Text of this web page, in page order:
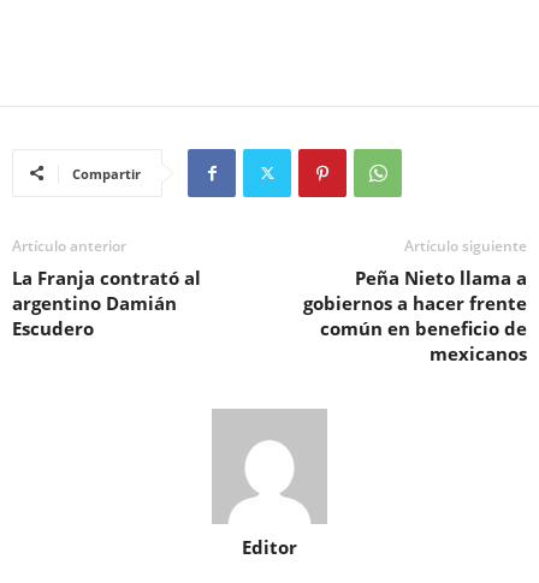
Compartir
Artículo anterior
La Franja contrató al
argentino Damián
Escudero
Artículo siguiente
Peña Nieto llama a
gobiernos a hacer frente
común en beneficio de
mexicanos
Editor